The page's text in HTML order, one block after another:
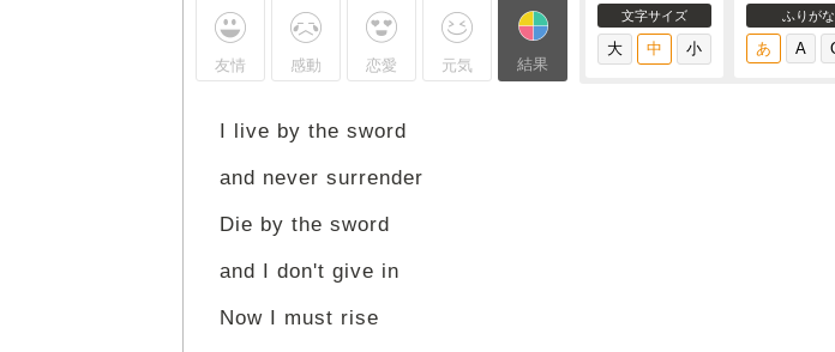
友情 感動 恋愛 元気 結果
文字サイズ ふりがな
I live by the sword
and never surrender
Die by the sword
and I don't give in
Now I must rise